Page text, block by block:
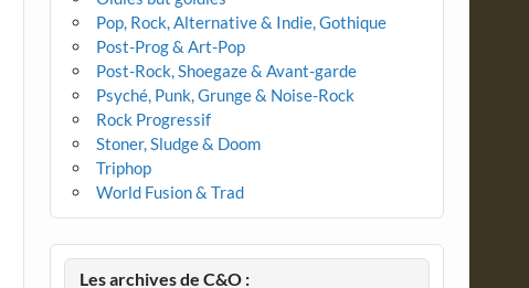
Pop, Rock, Alternative & Indie, Gothique
Post-Prog & Art-Pop
Post-Rock, Shoegaze & Avant-garde
Psyché, Punk, Grunge & Noise-Rock
Rock Progressif
Stoner, Sludge & Doom
Triphop
World Fusion & Trad
Les archives de C&O :